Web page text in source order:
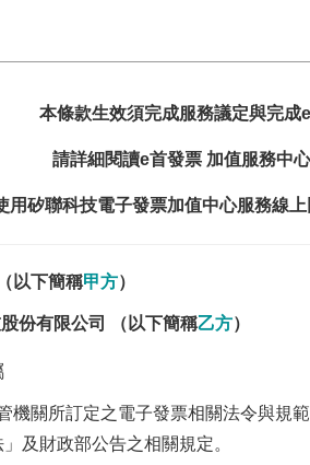
本條款生效須完成服務議定與完成
請詳細閱讀e首發票 加值服務中
用矽聯科技電子發票加值中心服務線
以下簡稱甲方）
份有限公司 （以下簡稱乙方）
機關所訂定之電子發票相關法令與規
及財政部公告之相關規定。